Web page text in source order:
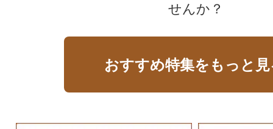
せんか？​​​
おすすめ特集をもっと